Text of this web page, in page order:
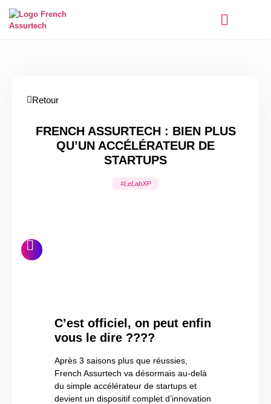
Retour
FRENCH ASSURTECH : BIEN PLUS
QU’UN ACCÉLÉRATEUR DE
STARTUPS
#LeLabXP
C’est officiel, on peut enfin
vous le dire ????
Après 3 saisons plus que réussies,
French Assurtech va désormais au-delà
du simple accélérateur de startups et
devient un dispositif complet d’innovation